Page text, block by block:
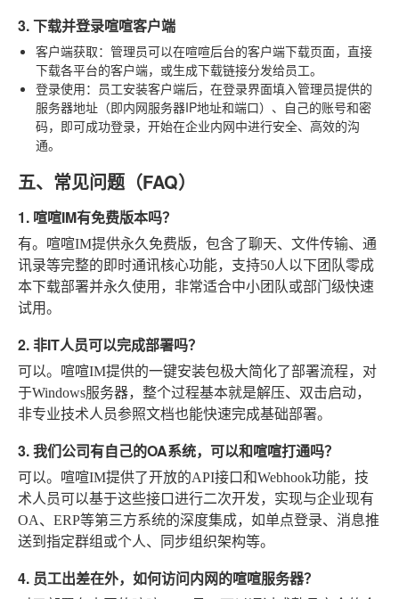
3. 下载并登录喧喧客户端
客户端获取：管理员可以在喧喧后台的客户端下载页面，直接
下载各平台的客户端，或生成下载链接分发给员工。
登录使用：员工安装客户端后，在登录界面填入管理员提供的
服务器地址（即内网服务器IP地址和端口）、自己的账号和密
码，即可成功登录，开始在企业内网中进行安全、高效的沟
通。
五、常见问题（FAQ）
1. 喧喧IM有免费版本吗？
有。喧喧IM提供永久免费版，包含了聊天、文件传输、通
讯录等完整的即时通讯核心功能，支持50人以下团队零成
本下载部署并永久使用，非常适合中小团队或部门级快速
试用。
2. 非IT人员可以完成部署吗？
可以。喧喧IM提供的一键安装包极大简化了部署流程，对
于Windows服务器，整个过程基本就是解压、双击启动，
非专业技术人员参照文档也能快速完成基础部署。
3. 我们公司有自己的OA系统，可以和喧喧打通吗？
可以。喧喧IM提供了开放的API接口和Webhook功能，技
术人员可以基于这些接口进行二次开发，实现与企业现有
OA、ERP等第三方系统的深度集成，如单点登录、消息推
送到指定群组或个人、同步组织架构等。
4. 员工出差在外，如何访问内网的喧喧服务器？